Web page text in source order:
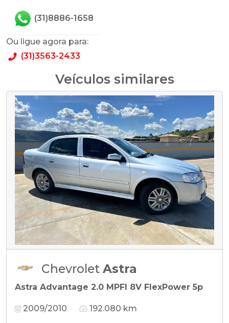
(31)8886-1658
Ou ligue agora para:
(31)3563-2433
Veículos similares
Chevrolet Astra
Astra Advantage 2.0 MPFI 8V FlexPower 5p
2009/2010 192.080 km